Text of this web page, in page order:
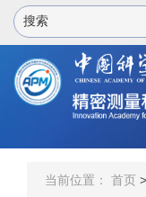
当前位置： 首页